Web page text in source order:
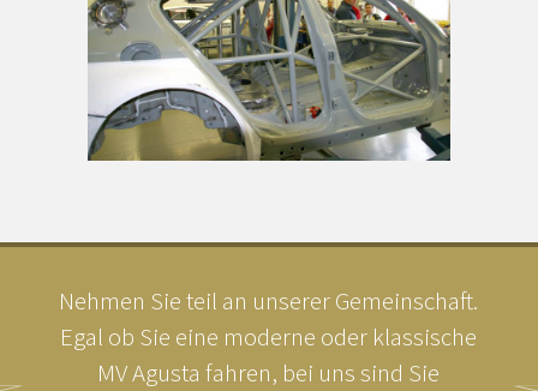
Nehmen Sie teil an unserer Gemeinschaft.
Egal ob Sie eine moderne oder klassische
MV Agusta fahren, bei uns sind Sie